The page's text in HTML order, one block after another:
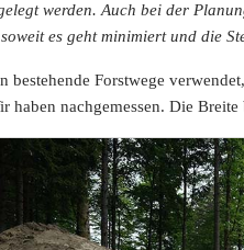
werden. Auch bei der
es geht minimiert und die
bestehende Forstwege
haben nachgemessen. Die